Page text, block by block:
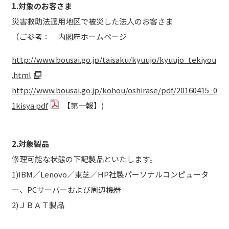
1.対象のお客さま
災害救助法適用地区で被災した法人のお客さま
（ご参考： 内閣府ホームページ
http://www.bousai.go.jp/taisaku/kyuujo/kyuujo_tekiyou
.html
http://www.bousai.go.jp/kohou/oshirase/pdf/20160415_0
1kisya.pdf
【第一報】)
2.対象製品
修理可能な状態の下記製品といたします。
1)IBM／Lenovo／東芝／HP社製パーソナルコンピュータ
ー、PCサーバーおよび周辺機器
2)ＪＢＡＴ製品